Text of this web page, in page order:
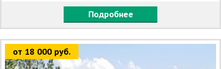
Подробнее
от 18 000 руб.